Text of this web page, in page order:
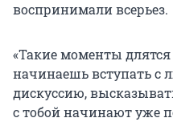
воспринимали всерьез.
«Такие моменты длятся
начинаешь вступать с
дискуссию,
с тобой начинают уже